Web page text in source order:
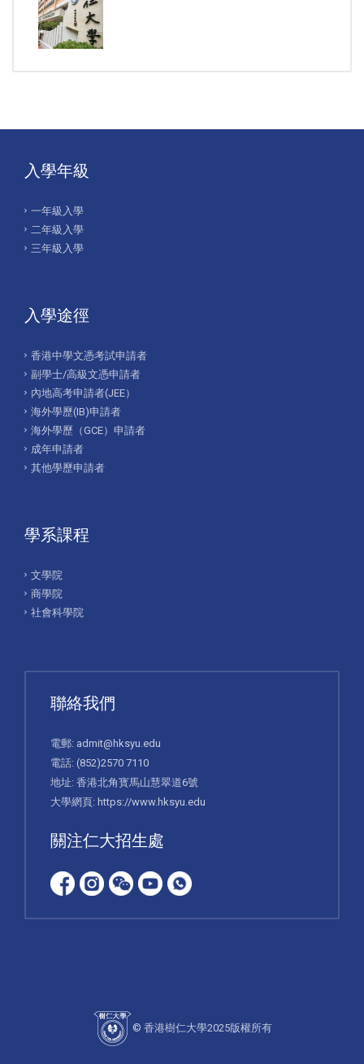
入學年級
一年級入學
二年級入學
三年級入學
入學途徑
香港中學文憑考試申請者
副學士/高級文憑申請者
內地高考申請者(JEE）
海外學歷(IB)申請者
海外學歷（GCE）申請者
成年申請者
其他學歷申請者
學系課程
文學院
商學院
社會科學院
聯絡我們
電郵: admit@hksyu.edu
電話: (852)2570 7110
地址: 香港北角寳馬山慧翠道6號
大學網頁: https://www.hksyu.edu
關注仁大招生處
© 香港樹仁大學2025版權所有